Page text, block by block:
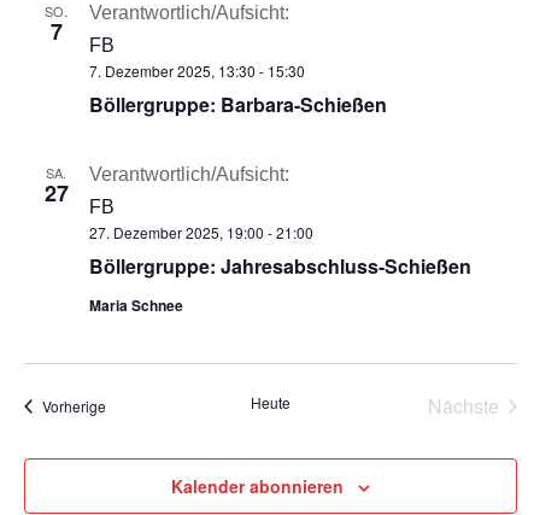
SO.
7
7. Dezember 2025, 13:30 - 15:30
Böllergruppe: Barbara-Schießen
Verantwortlich/Aufsicht:
FB
SA.
27
27. Dezember 2025, 19:00 -21:00
Böllergruppe: Jahresabschluss-Schießen
Maria Schnee
Verantwortlich/Aufsicht:
FB
VorherigeTermine Heute
Nächste
Kalender abonnieren